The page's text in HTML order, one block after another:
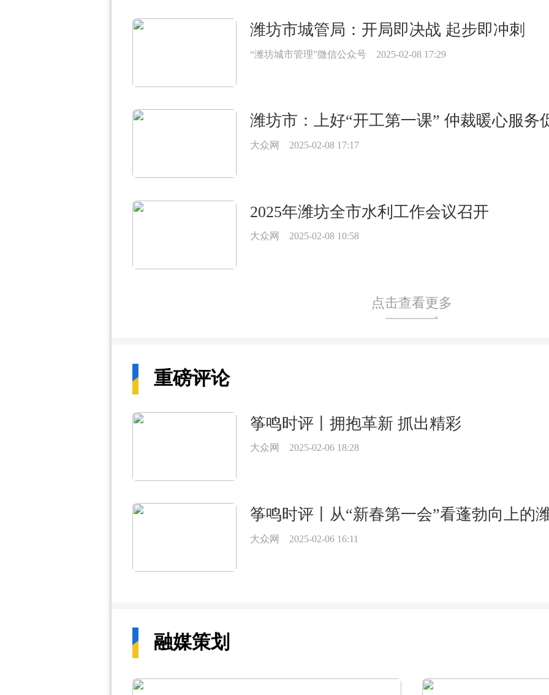
潍坊市城管局：开局即决战 起步即冲刺
“潍坊城市管理”微信公众号 2025-02-08 17:29
潍坊市：上好“开工第一课” 仲裁暖心服务
大众网 2025-02-08 17:17
2025年潍坊全市水利工作会议召开
大众网 2025-02-08 10:58
点击查看更多
重磅评论
筝鸣时评丨拥抱革新 抓出精彩
大众网 2025-02-06 18:28
筝鸣时评丨从“新春第一会”看蓬勃向上的
大众网 2025-02-06 16:11
融媒策划